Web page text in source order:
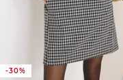
-30%